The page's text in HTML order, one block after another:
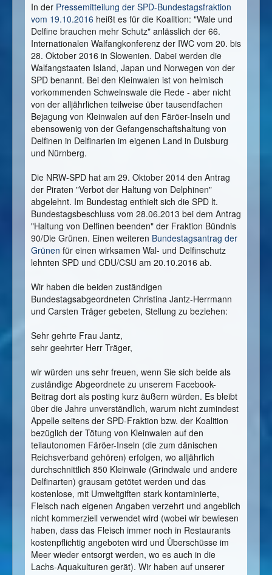
In der Pressemitteilung der SPD-Bundestagsfraktion
vom 19.10.2016 heißt es für die Koalition: "Wale und
Delfine brauchen mehr Schutz" anlässlich der 66.
Internationalen Walfangkonferenz der IWC vom 20. bis
28. Oktober 2016 in Slowenien. Dabei werden die
Walfangstaaten Island, Japan und Norwegen von der
SPD benannt. Bei den Kleinwalen ist von heimisch
vorkommenden Schweinswale die Rede - aber nicht
von der alljährlichen teilweise über tausendfachen
Bejagung von Kleinwalen auf den Färöer-Inseln und
ebensowenig von der Gefangenschaftshaltung von
Delfinen in Delfinarien im eigenen Land in Duisburg
und Nürnberg.
Die NRW-SPD hat am 29. Oktober 2014 den Antrag
der Piraten "Verbot der Haltung von Delphinen"
abgelehnt. Im Bundestag enthielt sich die SPD lt.
Bundestagsbeschluss vom 28.06.2013 bei dem Antrag
"Haltung von Delfinen beenden" der Fraktion Bündnis
90/Die Grünen. Einen weiteren Bundestagsantrag der
Grünen für einen wirksamen Wal- und Delfinschutz
lehnten SPD und CDU/CSU am 20.10.2016 ab.
Wir haben die beiden zuständigen
Bundestagsabgeordneten Christina Jantz-Herrmann
und Carsten Träger gebeten, Stellung zu beziehen:
Sehr gehrte Frau Jantz,
sehr geehrter Herr Träger,
wir würden uns sehr freuen, wenn Sie sich beide als
zuständige Abgeordnete zu unserem Facebook-
Beitrag dort als posting kurz äußern würden. Es bleibt
über die Jahre unverständlich, warum nicht zumindest
Appelle seitens der SPD-Fraktion bzw. der Koalition
bezüglich der Tötung von Kleinwalen auf den
teilautonomen Färöer-Inseln (die zum dänischen
Reichsverband gehören) erfolgen, wo alljährlich
durchschnittlich 850 Kleinwale (Grindwale und andere
Delfinarten) grausam getötet werden und das
kostenlose, mit Umweltgiften stark kontaminierte,
Fleisch nach eigenen Angaben verzehrt und angeblich
nicht kommerziell verwendet wird (wobei wir bewiesen
haben, dass das Fleisch immer noch in Restaurants
kostenpflichtig angeboten wird und Überschüsse im
Meer wieder entsorgt werden, wo es auch in die
Lachs-Aquakulturen gerät). Wir haben auf unserer